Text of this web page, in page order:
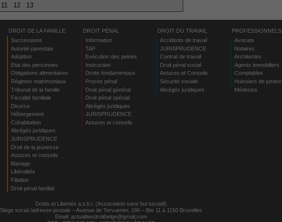
11 12 13
DROIT DE LA FAMILLE
Successions
Autorité parentale
Adoption
Etat des personnes
Obligations alimentaires
Régimes matrimoniaux
Tribunal de la famille
Fiscalité familiale
Divorce
Hébergement
Cohabitation
Abrégés juridiques
JURISPRUDENCE
Droit de la jeunesse
Astuces et conseils
Mariage
Libéralités
Filiation
Droit pénal familial
DROIT PÉNAL
Information
TAP
Exécution des peines
Instruction
Droits fondamentaux
Procès pénal
Droit pénal général
Droit pénal spécial
Abrégés juridiques
JURISPRUDENCE
Astuces et conseils
DROIT DU TRAVAIL
Accidents de travail
JURISPRUDENCE
Contrat de travail
Droit pénal social
Astuces et Conseils
Sécurité sociale
Abrégés juridiques
PROFESSIONNELS
Avocats
Notaires
Architectes
Agents immobiliers
Comptables
Huissiers de justice
Médecins
Droits et Libertés a.s.b.l. (Association sans but lucratif)
Siège social /adresse postale – Avenue de Tervueren, 186 – Bte 11 à 1150 Bruxelles
Email: actualitesdroitbelge@gmail.com